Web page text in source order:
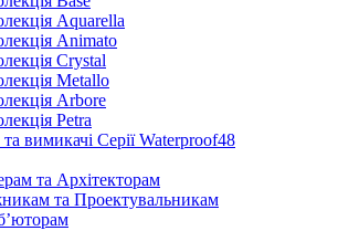
Aquarella
Animato
Crystal
Metallo
Arbore
Petra
вимикачі Серії Waterproof48
та Архітекторам
та Проектувальникам